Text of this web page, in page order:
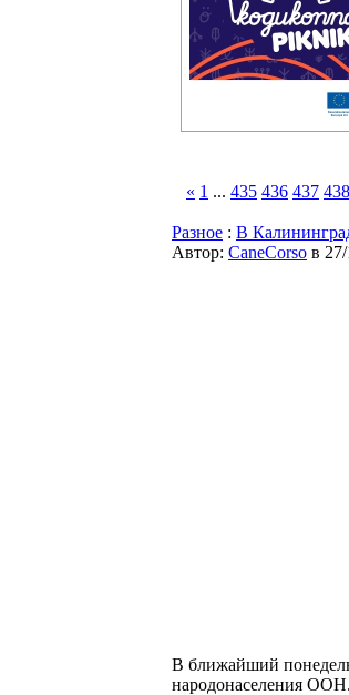
« 1 ... 435 436 437 438
Разное : В
Автор: CaneCorso в
В ближайший
народонаселения ООН.